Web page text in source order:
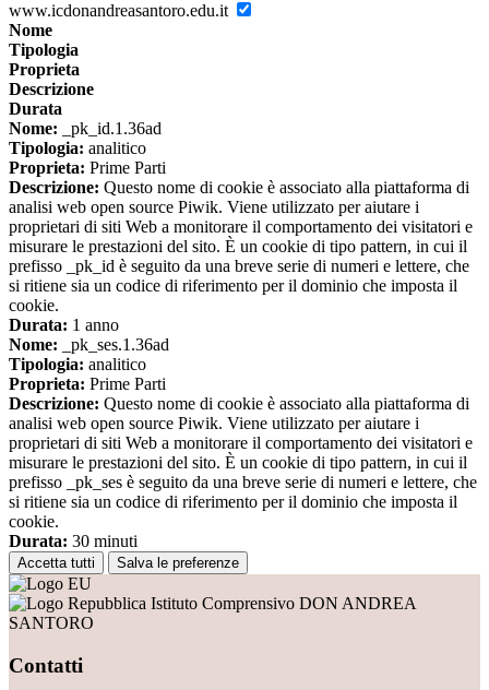
www.icdonandreasantoro.edu.it
Nome
Tipologia
Proprieta
Descrizione
Durata
Nome: _pk_id.1.36ad
Tipologia: analitico
Proprieta: Prime Parti
Descrizione: Questo nome di cookie è associato alla piattaforma di
analisi web open source Piwik. Viene utilizzato per aiutare i
proprietari di siti Web a monitorare il comportamento dei visitatori e
misurare le prestazioni del sito. È un cookie di tipo pattern, in cui il
prefisso _pk_id è seguito da una breve serie di numeri e lettere, che
si ritiene sia un codice di riferimento per il dominio che imposta il
cookie.
Durata: 1 anno
Nome: _pk_ses.1.36ad
Tipologia: analitico
Proprieta: Prime Parti
Descrizione: Questo nome di cookie è associato alla piattaforma di
analisi web open source Piwik. Viene utilizzato per aiutare i
proprietari di siti Web a monitorare il comportamento dei visitatori e
misurare le prestazioni del sito. È un cookie di tipo pattern, in cui il
prefisso _pk_ses è seguito da una breve serie di numeri e lettere, che
si ritiene sia un codice di riferimento per il dominio che imposta il
cookie.
Durata: 30 minuti
Accetta tutti Salva le preferenze
Istituto Comprensivo DON ANDREA
SANTORO
Contatti